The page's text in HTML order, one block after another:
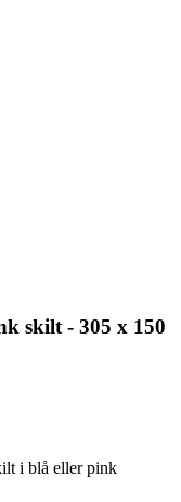
skilt - 305 x 150
i blå eller pink